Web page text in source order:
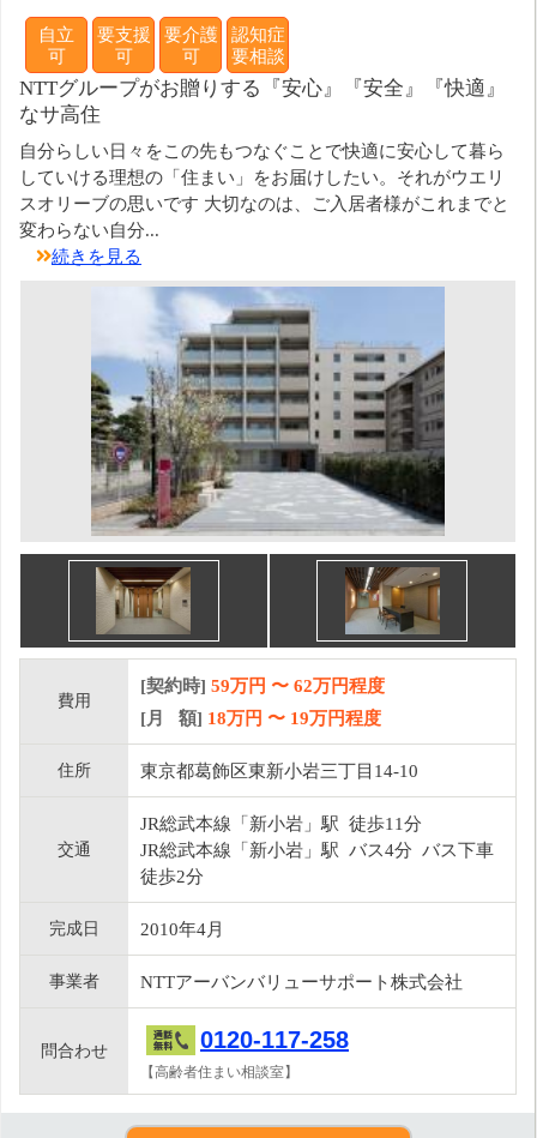
自立
可
要支援
可
要介護
可
認知症
要相談
NTTグループがお贈りする『安心』『安全』『快適』
なサ高住
自分らしい日々をこの先もつなぐことで快適に安心して暮ら
していける理想の「住まい」をお届けしたい。それがウエリ
スオリーブの思いです 大切なのは、ご入居者様がこれまでと
変わらない自分...
続きを見る
費用
[契約時] 59万円 〜 62万円程度
[月 額] 18万円 〜 19万円程度
住所 東京都葛飾区東新小岩三丁目14-10
交通
JR総武本線「新小岩」駅 徒歩11分
JR総武本線「新小岩」駅 バス4分 バス下車
徒歩2分
完成日 2010年4月
事業者 NTTアーバンバリューサポート株式会社
問合わせ 0120-117-258
【高齢者住まい相談室】